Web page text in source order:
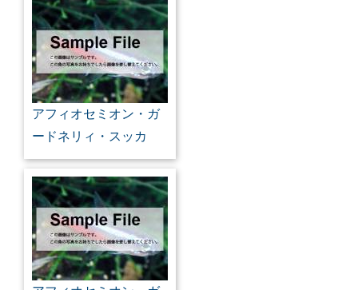
アフィオセミオン・ガ
ードネリィ・スッカ